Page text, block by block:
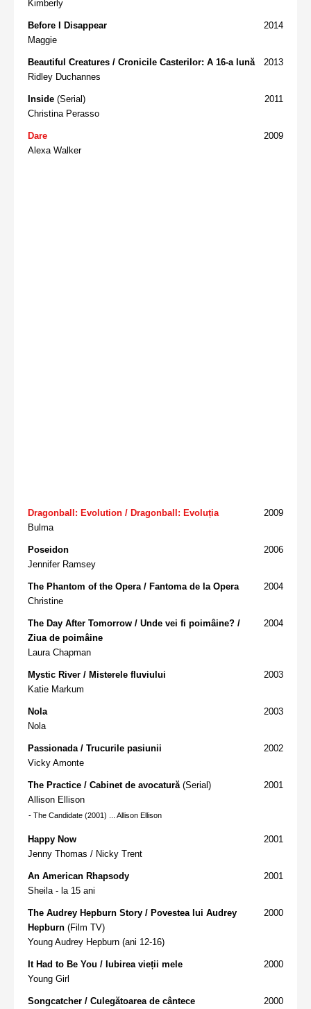
Kimberly
2014
Before I Disappear
Maggie
2013
Beautiful Creatures / Cronicile Casterilor: A 16-a lună
Ridley Duchannes
2011
Inside (Serial)
Christina Perasso
2009
Dare
Alexa Walker
2009
Dragonball: Evolution / Dragonball: Evoluția
Bulma
2006
Poseidon
Jennifer Ramsey
2004
The Phantom of the Opera / Fantoma de la Opera
Christine
2004
The Day After Tomorrow / Unde vei fi poimâine? /
Ziua de poimâine
Laura Chapman
2003
Mystic River / Misterele fluviului
Katie Markum
2003
Nola
Nola
2002
Passionada / Trucurile pasiunii
Vicky Amonte
2001
The Practice / Cabinet de avocatură (Serial)
Allison Ellison
- The Candidate (2001) ... Allison Ellison
2001
Happy Now
Jenny Thomas / Nicky Trent
2001
An American Rhapsody
Sheila - la 15 ani
2000
The Audrey Hepburn Story / Povestea lui Audrey
Hepburn (Film TV)
Young Audrey Hepburn (ani 12-16)
2000
It Had to Be You / Iubirea vieții mele
Young Girl
2000
Songcatcher / Culegătoarea de cântece